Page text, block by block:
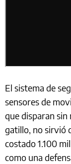
El sistema de
sensores de
que disparan sin
gatillo, no sirvió
costado 1.100
como una